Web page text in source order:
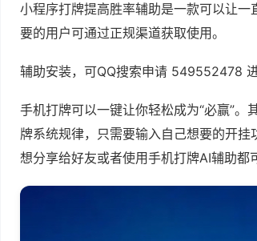
小程序打牌提高胜率辅助是一款可以让一
要的用户可通过正规渠道获取使用。
辅助安装，可QQ搜索申请 549552478
手机打牌可以一键让你轻松成为“必赢”
牌系统规律，只需要输入自己想要的开
想分享给好友或者使用手机打牌AI辅助都